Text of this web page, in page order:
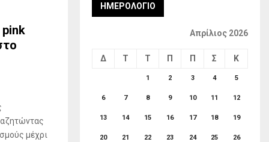
pink
μέχρι
ΗΜΕΡΟΛΌΓΙΟ
Απρίλιος 2026
Δ Τ Τ Π Π Σ Κ
1 2 3 4 5
6 7 8 9 10 11 12
13 14 15 16 17 18 19
20 21 22 23 24 25 26